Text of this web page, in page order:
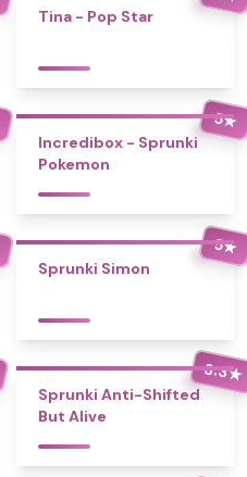
Tina - Pop Star
5★
Incredibox - Sprunki
Pokemon
5★
Sprunki Simon
3.3★
Sprunki Anti-Shifted
But Alive